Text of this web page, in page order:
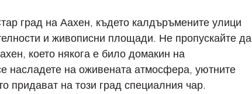
град на Аахен, където калдъръмените улици
и живописни площади. Не пропускайте да
което някога е било домакин на
насладете на оживената атмосфера, уютните
придават на този град специалния чар.